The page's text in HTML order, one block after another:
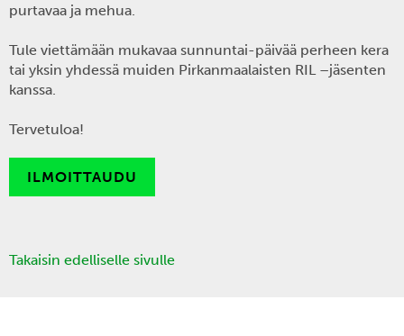
purtavaa ja mehua.
Tule viettämään mukavaa sunnuntai-päivää perheen kera
tai yksin yhdessä muiden Pirkanmaalaisten RIL –jäsenten
kanssa.
Tervetuloa!
ILMOITTAUDU
Takaisin edelliselle sivulle